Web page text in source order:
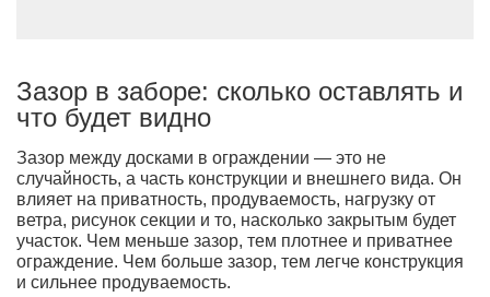
Зазор в заборе: сколько оставлять и
что будет видно
Зазор между досками в ограждении — это не
случайность, а часть конструкции и внешнего вида. Он
влияет на приватность, продуваемость, нагрузку от
ветра, рисунок секции и то, насколько закрытым будет
участок. Чем меньше зазор, тем плотнее и приватнее
ограждение. Чем больше зазор, тем легче конструкция
и сильнее продуваемость.